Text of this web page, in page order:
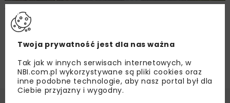
WARBUD zrealizuje nowy Zakład
Diagnostyki Obrazowej w Gliwicach
Twoja prywatność jest dla nas ważna
Tak jak w innych serwisach internetowych, w
NBI.com.pl wykorzystywane są pliki cookies oraz
inne podobne technologie, aby nasz portal był dla
Ciebie przyjazny i wygodny.